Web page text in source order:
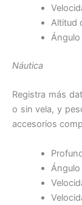
Altitud
Náutica
Registra más
o sin vela, y
accesorios